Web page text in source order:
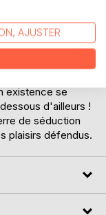
tout changer.
la jeune femme
à la
existence se
d'ailleurs !
de séduction
plaisirs défendus.
AJUSTER